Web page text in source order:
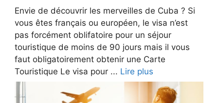
Envie de découvrir les merveilles de Cuba ? Si
vous êtes français ou européen, le visa n’est
pas forcément oblifatoire pour un séjour
touristique de moins de 90 jours mais il vous
faut obligatoirement obtenir une Carte
Touristique Le visa pour ... Lire plus